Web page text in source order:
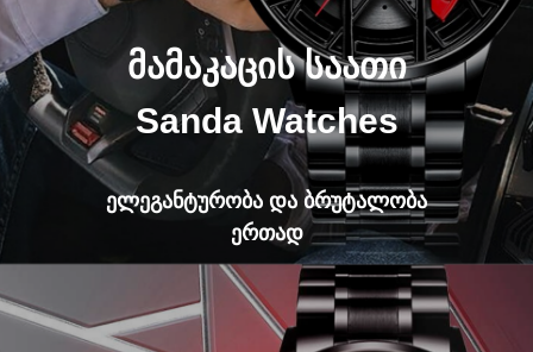
მამაკაცის საათი
Sanda Watches
ელეგანტურობა და ბრუტალობა
ერთად